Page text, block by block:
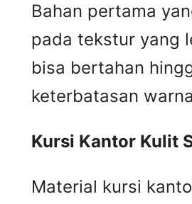
Bahan pertama
pada tekstur yang
bisa bertahan
keterbatasan
Kursi Kantor Kulit
Material kursi